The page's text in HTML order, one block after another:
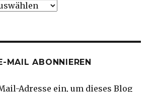
MAIL ABONNIEREN
Adresse ein, um dieses Blog